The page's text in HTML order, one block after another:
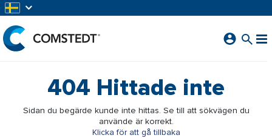
404 Hittade inte
Sidan du begärde kunde inte hittas. Se till att sökvägen du
använde är korrekt.
Klicka för att gå tillbaka